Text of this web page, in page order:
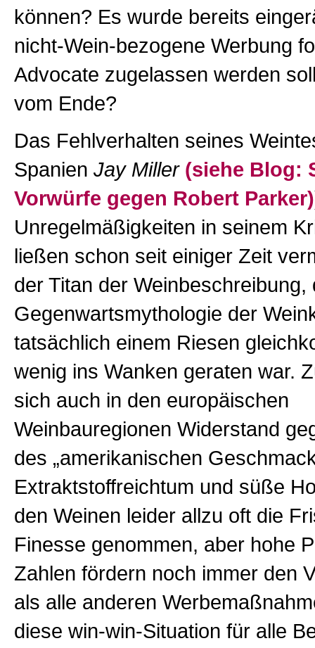
können? Es wurde bereits
nicht-Wein-bezogene Werbung
Advocate zugelassen werden
vom Ende?
Das Fehlverhalten seines
Spanien Jay Miller (siehe Blog:
Vorwürfe gegen Robert Parker)
Unregelmäßigkeiten in seinem
ließen schon seit einiger Zeit
der Titan der Weinbeschreibung,
Gegenwartsmythologie der
tatsächlich einem Riesen
wenig ins Wanken geraten war.
sich auch in den europäischen
Weinbauregionen Widerstand
des „amerikanischen
Extraktstoffreichtum und süße
den Weinen leider allzu oft die
Finesse genommen, aber hohe
Zahlen fördern noch immer den
als alle anderen
diese win-win-Situation für alle